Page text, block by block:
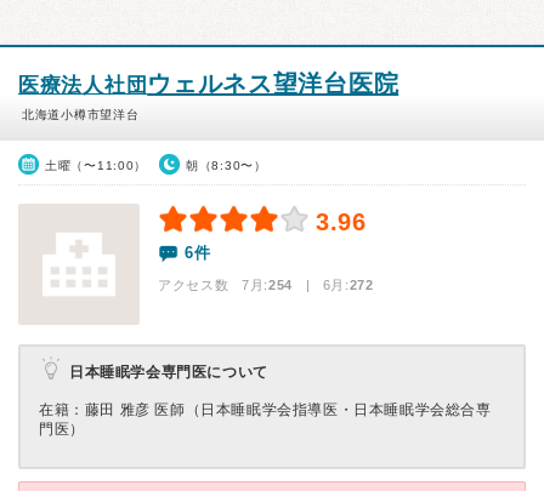
医療法人社団 ウェルネス望洋台医院
北海道小樽市望洋台
土曜（〜11:00） 朝（8:30〜）
3.96
6件
アクセス数 7月:254 | 6月:272
日本睡眠学会専門医について
在籍：藤田 雅彦 医師（日本睡眠学会指導医・日本睡眠学会総合専
門医）